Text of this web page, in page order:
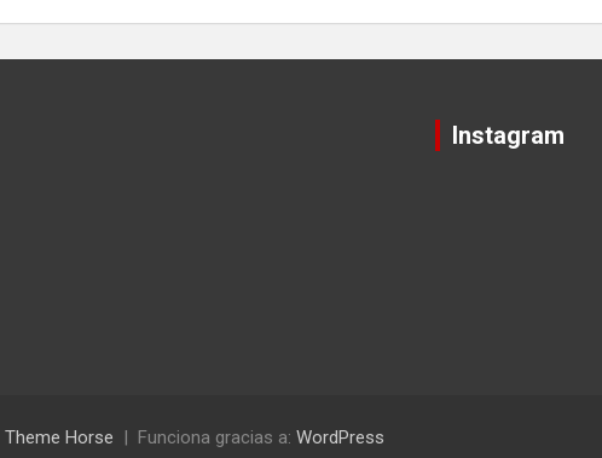
Instagram
Theme Horse Funciona gracias a: WordPress